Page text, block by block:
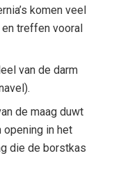
komen veel
treffen vooral
van de darm
de maag duwt
in het
die de borstkas